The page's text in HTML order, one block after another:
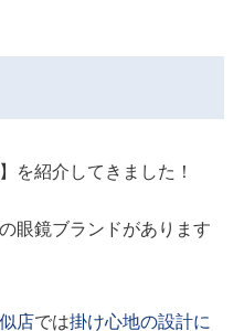
を紹介してきました！
眼鏡ブランドがあります
店では掛け心地の設計に